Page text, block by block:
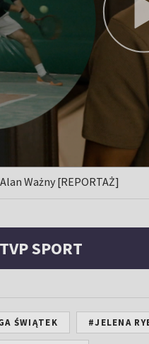
Ważny [REPORTAŻ]
TVP SPORT
ŚWIĄTEK #JELENA